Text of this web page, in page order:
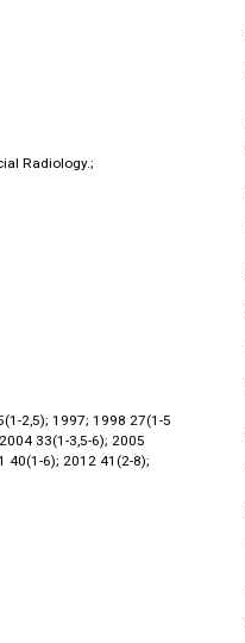
Radiology.;
2,5); 1997; 1998 27(1-5
33(1-3,5-6); 2005
40(1-6); 2012 41(2-8);